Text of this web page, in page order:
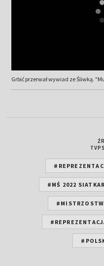
Grbić przerwał wywiad ze Śliwką.
#MŚ 2022